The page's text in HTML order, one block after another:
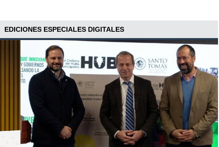
EDICIONES ESPECIALES DIGITALES